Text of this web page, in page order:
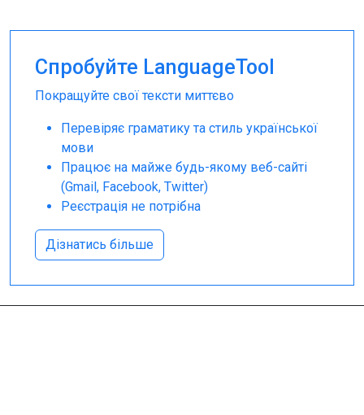
Спробуйте LanguageTool
Покращуйте свої тексти миттєво
Перевіряє граматику та стиль української
мови
Працює на майже будь-якому веб-сайті
(Gmail, Facebook, Twitter)
Реєстрація не потрібна
Дізнатись більше